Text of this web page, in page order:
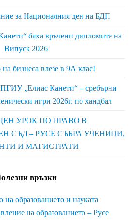
за Националния ден на БДП
бяха връчени дипломите на
Випуск 2026
бизнеса влезе в 9А клас!
„Елиас Канети“ – сребърни
игри 2026г. по хандбал
УРОК ПО ПРАВО В
СЪД – РУСЕ СЪБРА УЧЕНИЦИ,
И МАГИСТРАТИ
връзки
на образованието и науката
на образованието – Русе